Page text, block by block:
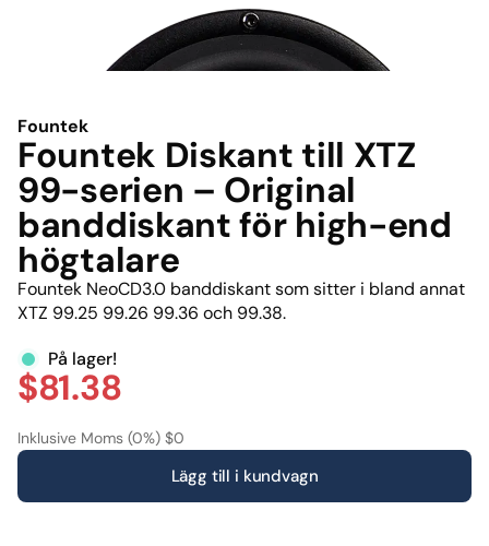
Fountek
Fountek Diskant till XTZ
99-serien – Original
banddiskant för high-end
högtalare
Fountek NeoCD3.0 banddiskant som sitter i bland annat
XTZ 99.25 99.26 99.36 och 99.38.
På lager!
$81.38
Inklusive Moms (0%) $0
Lägg till i kundvagn